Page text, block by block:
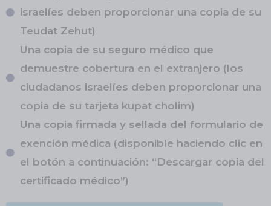
israelíes deben proporcionar una copia de su
Teudat Zehut)
Una copia de su seguro médico que
demuestre cobertura en el extranjero (los
ciudadanos israelíes deben proporcionar una
copia de su tarjeta kupat cholim)
Una copia firmada y sellada del formulario de
exención médica (disponible haciendo clic en
el botón a continuación: “Descargar copia del
certificado médico”)